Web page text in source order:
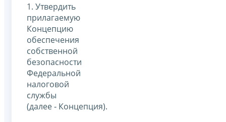
1. Утвердить
прилагаемую
Концепцию
обеспечения
собственной
безопасности
Федеральной
налоговой
службы
(далее ‑ Концепция).